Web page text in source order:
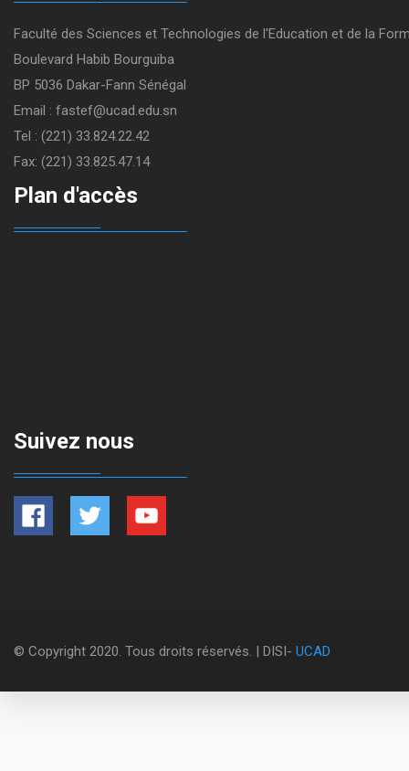
Faculté des Sciences et Technologies de l'Education et de la
Boulevard Habib Bourguiba
BP 5036 Dakar-Fann Sénégal
Email : fastef@ucad.edu.sn
Tel : (221) 33.824.22.42
Fax: (221) 33.825.47.14
Plan d'accès
Suivez nous
© Copyright 2020. Tous droits réservés. | DISI- UCAD